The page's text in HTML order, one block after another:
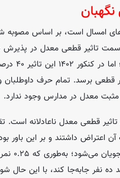
امسال است، بر اساس مصوبه
تاثیر قطعی معدل در پذیرش
سوابق
سال ۱۴۰۳، به ۶۰ درصد تاثیر قطعی برسد. تمام
معدل در مدارس وجود ندارد.
قطعی معدل ناعادلانه است.
اعتراض داشتند و بر این باور
نهایی
نفر جابه‌جا کند، با این حال